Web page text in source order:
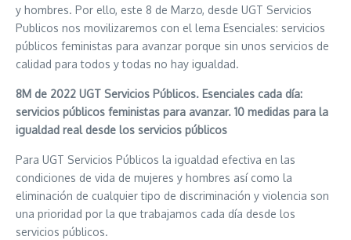
y hombres. Por ello, este 8 de Marzo, desde UGT Servicios
Publicos nos movilizaremos con el lema Esenciales: servicios
públicos feministas para avanzar porque sin unos servicios de
calidad para todos y todas no hay igualdad.
8M de 2022 UGT Servicios Públicos. Esenciales cada día:
servicios públicos feministas para avanzar. 10 medidas para la
igualdad real desde los servicios públicos
Para UGT Servicios Públicos la igualdad efectiva en las
condiciones de vida de mujeres y hombres así como la
eliminación de cualquier tipo de discriminación y violencia son
una prioridad por la que trabajamos cada día desde los
servicios públicos.